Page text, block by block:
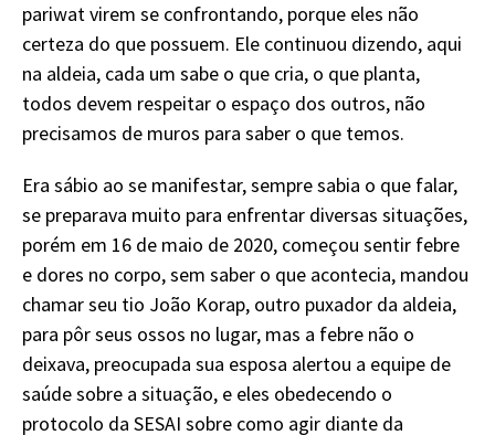
pariwat virem se confrontando, porque eles não
certeza do que possuem. Ele continuou dizendo, aqui
na aldeia, cada um sabe o que cria, o que planta,
todos devem respeitar o espaço dos outros, não
precisamos de muros para saber o que temos.
Era sábio ao se manifestar, sempre sabia o que falar,
se preparava muito para enfrentar diversas situações,
porém em 16 de maio de 2020, começou sentir febre
e dores no corpo, sem saber o que acontecia, mandou
chamar seu tio João Korap, outro puxador da aldeia,
para pôr seus ossos no lugar, mas a febre não o
deixava, preocupada sua esposa alertou a equipe de
saúde sobre a situação, e eles obedecendo o
protocolo da SESAI sobre como agir diante da